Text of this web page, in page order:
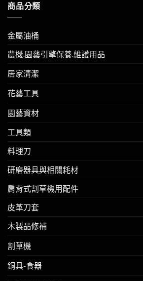
商品分類
金屬油桶
農機.園藝引擎保養.維護用品
居家清潔
花藝工具
園藝資材
工具類
料理刀
研磨器具與相關耗材
肩背式割草機用配件
皮革刀套
木製品修補
割草機
銅具-食器